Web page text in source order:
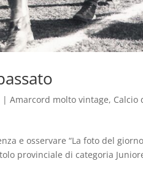
|Amarcord molto vintage, Calcio
e osservare “La foto del
provinciale di categoria